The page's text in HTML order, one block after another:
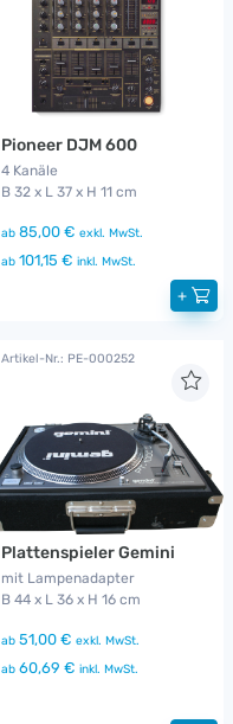
Pioneer DJM 600
4 Kanäle
B 32 x L 37 x H 11 cm
ab 85,00 € exkl. MwSt.
ab 101,15 € inkl. MwSt.
+
Artikel-Nr.: PE-000252
Plattenspieler Gemini
mit Lampenadapter
B 44 x L 36 x H 16 cm
ab 51,00 € exkl. MwSt.
ab 60,69 € inkl. MwSt.